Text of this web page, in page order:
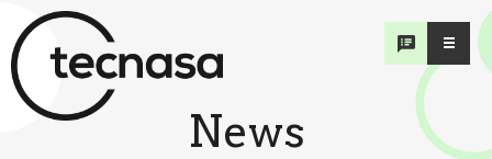
News